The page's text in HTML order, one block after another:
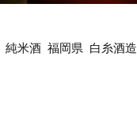
純米酒 福岡県 白糸酒造